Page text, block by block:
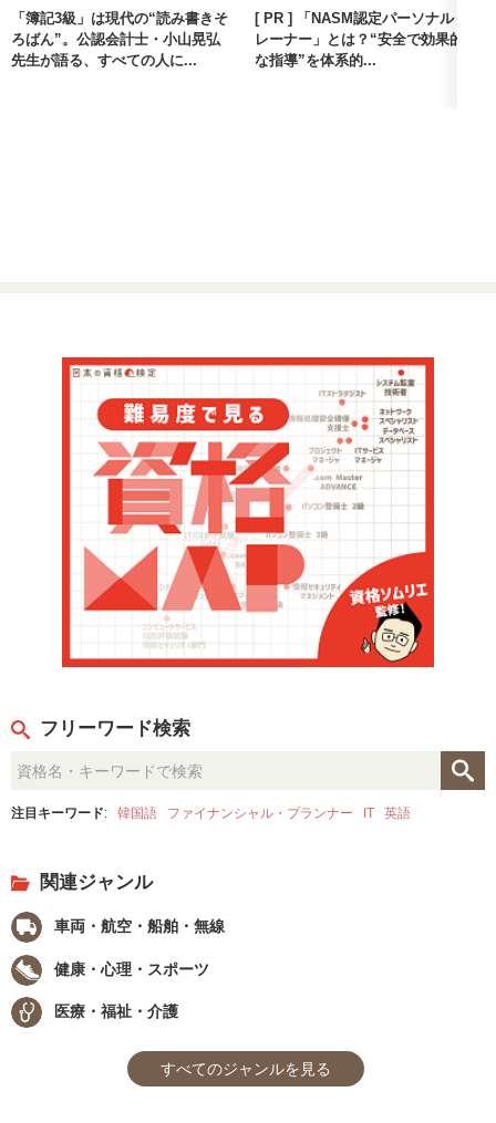
「簿記3級」は現代の“読み書きそ
ろばん”。公認会計士・小山晃弘
先生が語る、すべての人に...
[ PR ] 「NASM認定パーソナルト
レーナー」とは？“安全で効果的
な指導”を体系的...
フリーワード検索
注目キーワード: 韓国語 ファイナンシャル・プランナー IT 英語
関連ジャンル
車両・航空・船舶・無線
健康・心理・スポーツ
医療・福祉・介護
すべてのジャンルを見る